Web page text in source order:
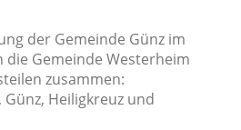
der Gemeinde Günz im
die Gemeinde Westerheim
zusammen:
Heiligkreuz und